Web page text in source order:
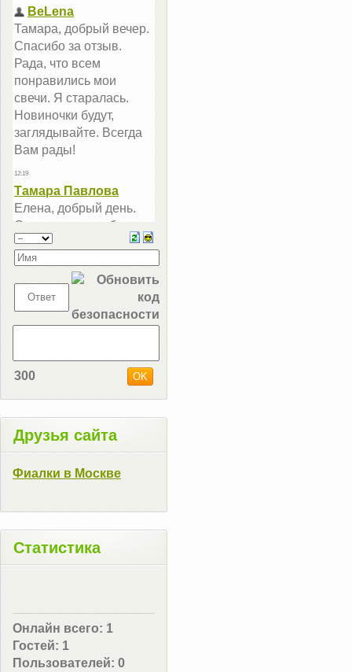
300
Друзья сайта
Фиалки в Москве
Статистика
Онлайн всего: 1
Гостей: 1
Пользователей: 0